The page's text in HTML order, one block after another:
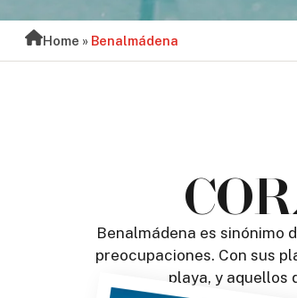
Home » Benalmádena
Benalmádena es sinónimo
preocupaciones. Con sus
playa, y aquellos